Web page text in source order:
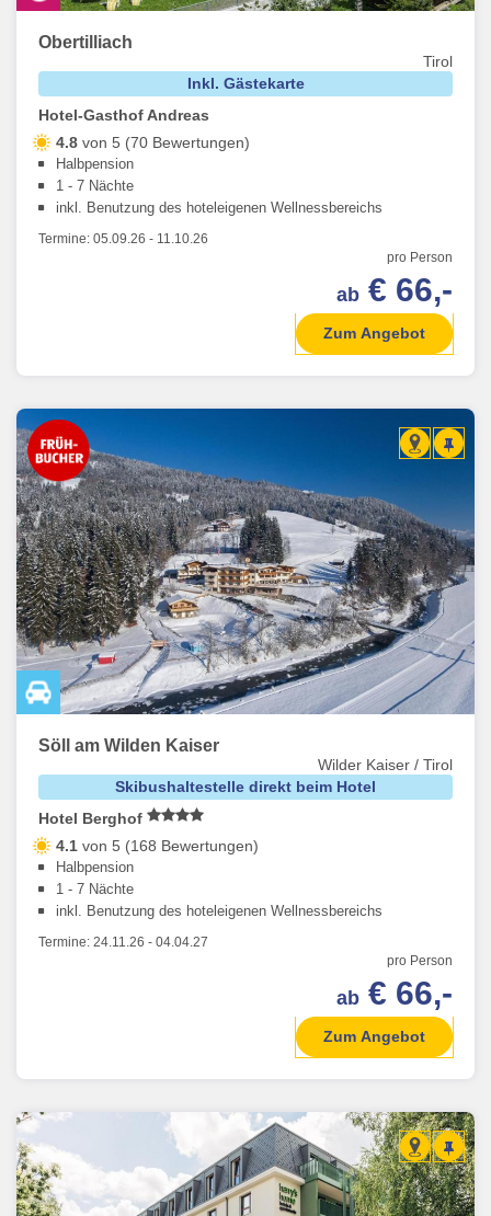
Obertilliach
Tirol
Inkl. Gästekarte
Hotel-Gasthof Andreas
4.8 von 5 (70 Bewertungen)
Halbpension
1 - 7 Nächte
inkl. Benutzung des hoteleigenen Wellnessbereichs
Termine: 05.09.26 - 11.10.26
pro Person
ab € 66,-
Zum Angebot
Söll am Wilden Kaiser
Wilder Kaiser / Tirol
Skibushaltestelle direkt beim Hotel
Hotel Berghof
4.1 von 5 (168 Bewertungen)
Halbpension
1 - 7 Nächte
inkl. Benutzung des hoteleigenen Wellnessbereichs
Termine: 24.11.26 - 04.04.27
pro Person
ab € 66,-
Zum Angebot